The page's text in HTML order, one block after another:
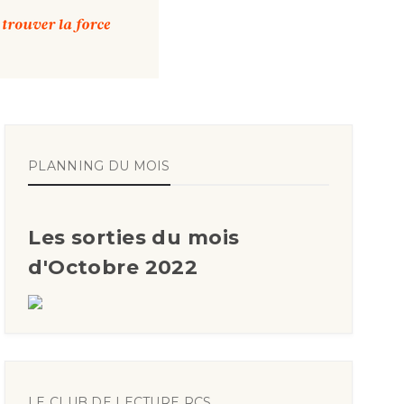
PLANNING DU MOIS
Les sorties du mois
d'Octobre 2022